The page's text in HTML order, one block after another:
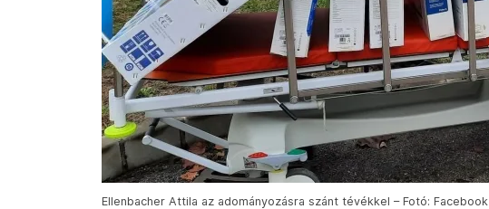
Ellenbacher Attila az adományozásra szánt tévékkel – Fotó: Facebook